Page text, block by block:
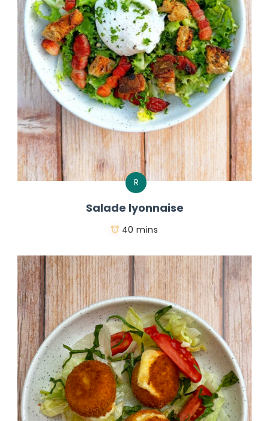
R
Salade lyonnaise
40 mins